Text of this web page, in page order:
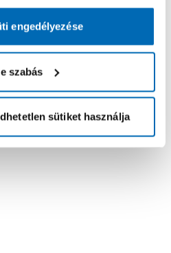
engedélyezése
szabás
sütiket használja